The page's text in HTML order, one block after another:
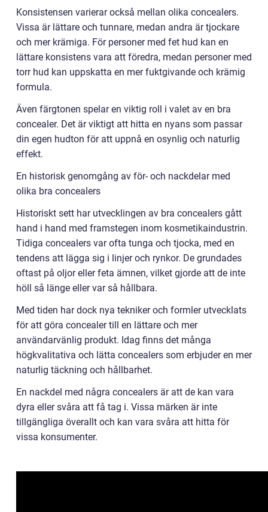
Konsistensen varierar också mellan olika concealers.
Vissa är lättare och tunnare, medan andra är tjockare
och mer krämiga. För personer med fet hud kan en
lättare konsistens vara att föredra, medan personer med
torr hud kan uppskatta en mer fuktgivande och krämig
formula.
Även färgtonen spelar en viktig roll i valet av en bra
concealer. Det är viktigt att hitta en nyans som passar
din egen hudton för att uppnå en osynlig och naturlig
effekt.
En historisk genomgång av för- och nackdelar med
olika bra concealers
Historiskt sett har utvecklingen av bra concealers gått
hand i hand med framstegen inom kosmetikaindustrin.
Tidiga concealers var ofta tunga och tjocka, med en
tendens att lägga sig i linjer och rynkor. De grundades
oftast på oljor eller feta ämnen, vilket gjorde att de inte
höll så länge eller var så hållbara.
Med tiden har dock nya tekniker och formler utvecklats
för att göra concealer till en lättare och mer
användarvänlig produkt. Idag finns det många
högkvalitativa och lätta concealers som erbjuder en mer
naturlig täckning och hållbarhet.
En nackdel med några concealers är att de kan vara
dyra eller svåra att få tag i. Vissa märken är inte
tillgängliga överallt och kan vara svåra att hitta för
vissa konsumenter.